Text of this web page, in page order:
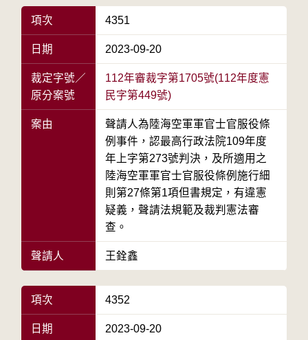
項次 4351
日期 2023-09-20
裁定字號／
原分案號
112年審裁字第1705號(112年度憲
民字第449號)
案由
聲請人為陸海空軍軍官士官服役條
例事件，認最高行政法院109年度
年上字第273號判決，及所適用之
陸海空軍軍官士官服役條例施行細
則第27條第1項但書規定，有違憲
疑義，聲請法規範及裁判憲法審
查。
聲請人 王銓鑫
項次 4352
日期 2023-09-20